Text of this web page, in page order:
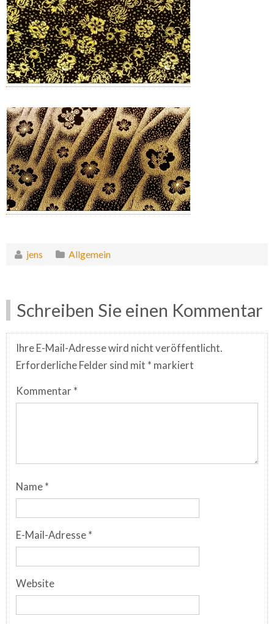
jens Allgemein
Schreiben Sie einen Kommentar
Ihre E-Mail-Adresse wird nicht veröffentlicht.
Erforderliche Felder sind mit * markiert
Kommentar *
Name *
E-Mail-Adresse *
Website